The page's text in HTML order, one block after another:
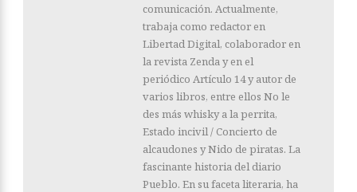
comunicación. Actualmente,
trabaja como redactor en
Libertad Digital, colaborador en
la revista Zenda y en el
periódico Artículo 14 y autor de
varios libros, entre ellos No le
des más whisky a la perrita,
Estado incivil / Concierto de
alcaudones y Nido de piratas. La
fascinante historia del diario
Pueblo. En su faceta literaria, ha